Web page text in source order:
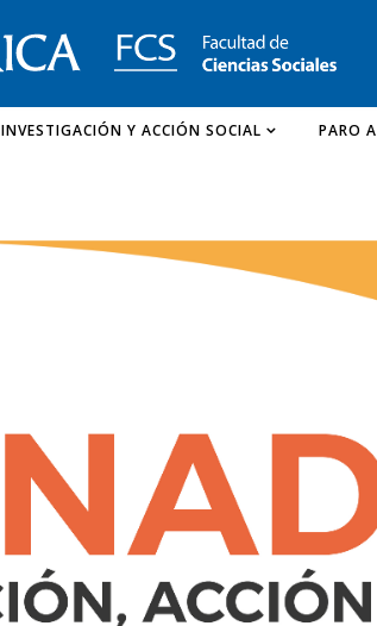
INVESTIGACIÓN Y ACCIÓN SOCIAL PARO